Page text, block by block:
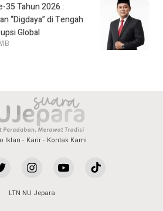
35 Tahun 2026 :
“Digdaya” di Tengah
Global
Iklan Karir Kontak Kami
LTN NU Jepara